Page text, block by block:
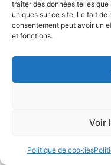
traiter des données telles
uniques sur ce site. Le fait de
consentement peut avoir un
et fonctions.
Voir
Politique de cookies